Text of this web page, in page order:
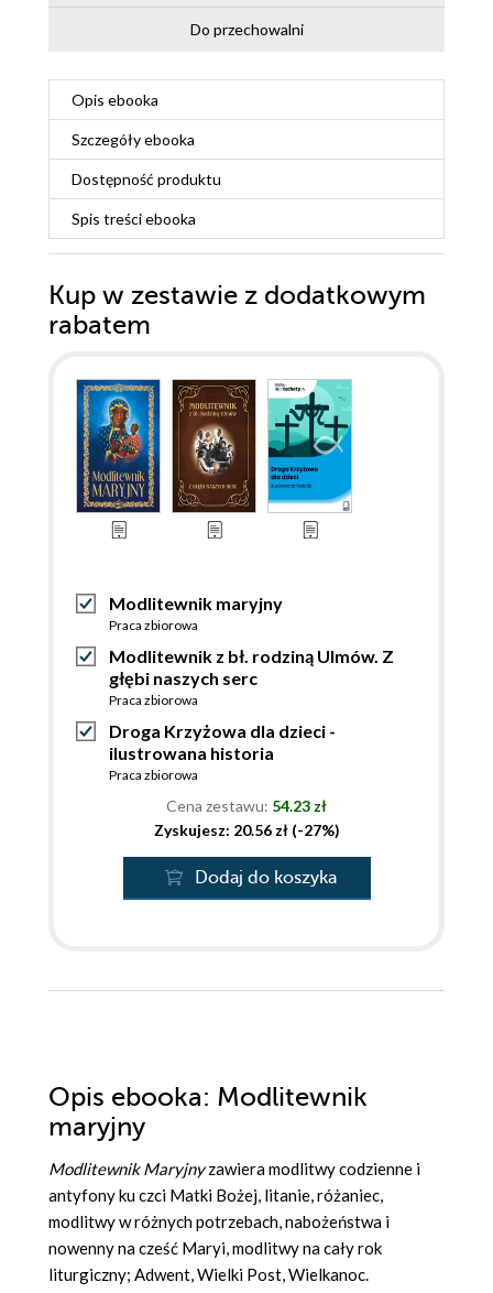
Do przechowalni
Opis ebooka
Szczegółyebooka
Dostępność produktu
Spis treściebooka
Kup w zestawie z dodatkowym
rabatem
Modlitewnik maryjny
Praca zbiorowa
Modlitewnik z bł. rodziną Ulmów. Z
głębi naszych serc
Praca zbiorowa
Droga Krzyżowa dla dzieci -
ilustrowana historia
Praca zbiorowa
Cena zestawu: 54.23 zł
Zyskujesz: 20.56 zł (-27%)
Dodaj do koszyka
Opis ebooka: Modlitewnik
maryjny
Modlitewnik Maryjnyzawiera modlitwy codzienne i
antyfony ku czci Matki Bożej, litanie, różaniec,
modlitwy w różnych potrzebach, nabożeństwa i
nowenny na cześć Maryi, modlitwy na cały rok
liturgiczny; Adwent, Wielki Post, Wielkanoc.